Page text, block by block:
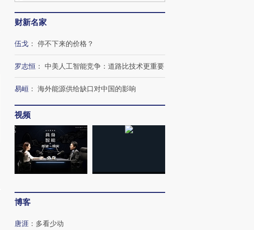
财新名家
伍戈 ： 停不下来的价格？
罗志恒 ： 中美人工智能竞争：道路比技术更重要
易峘 ： 海外能源供给缺口对中国的影响
视频
博客
唐涯 ： 多看少动